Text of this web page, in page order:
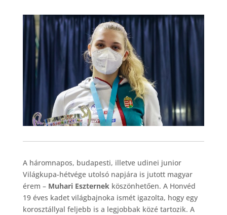
A háromnapos, budapesti, illetve udinei junior
Világkupa-hétvége utolsó napjára is jutott magyar
érem – Muhari Eszternekköszönhetően. A Honvéd
19 éves kadet világbajnoka ismét igazolta, hogy egy
korosztállyal feljebb is a legjobbak közé tartozik. A